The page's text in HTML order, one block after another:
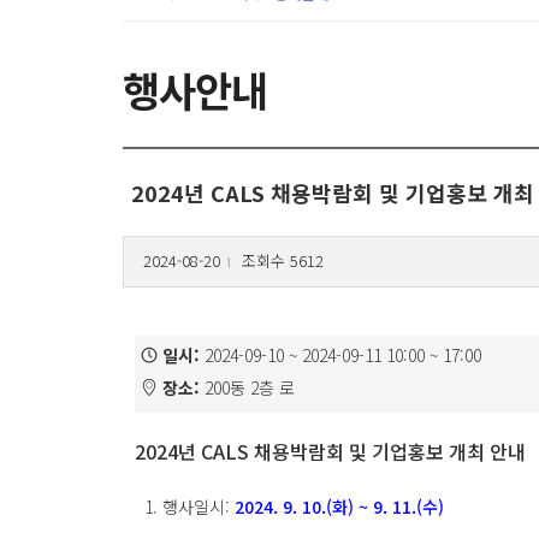
행사안내
2024년 CALS 채용박람회 및 기업홍보 개
2024-08-20 l 조회수 5612
일시: 2024-09-10 ~ 2024-09-11 10:00 ~ 17:00
장소: 200동 2층 로
2024년 CALS 채용박람회 및 기업홍보 개최 안내
1. 행사일시: 2024. 9. 10.(화) ~ 9. 11.(수)